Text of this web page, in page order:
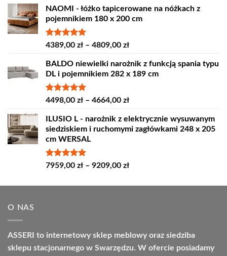
NAOMI - łóżko tapicerowane na nóżkach z
pojemnikiem 180 x 200 cm
Oceniono
4389,00 zł – 4809,00 złZakres
od
4389,00 zł
4809,00 zł
BALDO niewielki narożnik z funkcją spania typu
DL i pojemnikiem 282 x 189 cm
Oceniono
4498,00 zł – 4664,00 złZakres
od
4498,00 zł
ILUSIO L - narożnik z elektrycznie wysuwanym
siedziskiem i ruchomymi zagłówkami 248 x 205
cm WERSAL
Oceniono
7959,00 zł – 9209,00 złZakres
od
O NAS
ASSERI to internetowy sklep meblowy oraz siedziba
sklepu stacjonarnego w Swarzędzu. W ofercie posiadamy